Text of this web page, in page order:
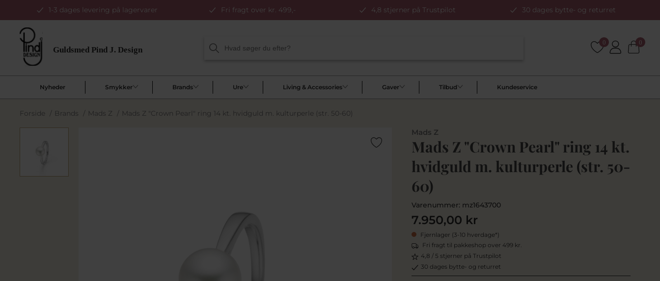
1-3 dages levering på lagervarer Fri fragt over kr. 499,- 4,8 stjerner på Trustpilot 30 dages bytte- og returret
0 0
Nyheder Smykker Brands Ure Living & Accessories Gaver Tilbud Kundeservice
Forside / Brands / Mads Z / Mads Z "Crown Pearl" ring 14 kt. hvidguld m. kulturperle (str. 50-60)
Mads Z
Mads Z "Crown Pearl" ring 14 kt.
hvidguld m. kulturperle (str. 50-
60)
Varenummer: mz1643700
7.950,00 kr
Fjernlager (3-10 hverdage*)
Fri fragt til pakkeshop over 499 kr.
4,8 / 5 stjerner på Trustpilot
30 dages bytte- og returret